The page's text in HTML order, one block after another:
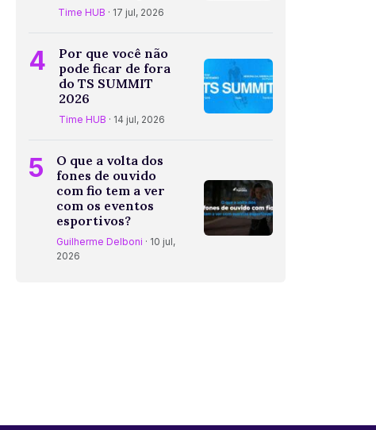
Time HUB · 17 jul, 2026
4
Por que você não
pode ficar de fora
do TS SUMMIT
2026
Time HUB · 14 jul, 2026
5
O que a volta dos
fones de ouvido
com fio tem a ver
com os eventos
esportivos?
Guilherme Delboni · 10 jul,
2026